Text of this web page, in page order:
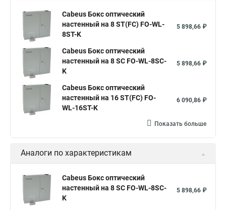
Cabeus Бокс оптический
настенный на 8 ST(FC) FO-WL-
8ST-K
5 898,66 ₽
Cabeus Бокс оптический
настенный на 8 SC FO-WL-8SC-
K
5 898,66 ₽
Cabeus Бокс оптический
настенный на 16 ST(FC) FO-
WL-16ST-K
6 090,86 ₽
Показать больше
Аналоги по характеристикам
Cabeus Бокс оптический
настенный на 8 SC FO-WL-8SC-
K
5 898,66 ₽